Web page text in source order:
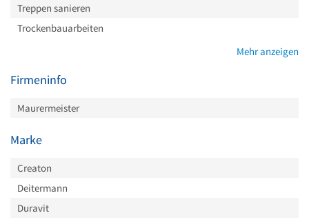
Treppen sanieren
Trockenbauarbeiten
Mehr anzeigen
Firmeninfo
Maurermeister
Marke
Creaton
Deitermann
Duravit